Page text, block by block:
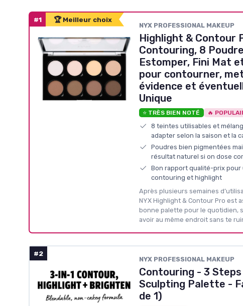
#1 🏆 Meilleur choix
NYX PROFESSIONAL MAKEUP
Highlight & Contour
Contouring, 8
Estomper, Fini Mat
pour contourner,
évidence et
Unique
⭐ TRÈS BIEN NOTÉ 🔥
8 teintes utilisables et
adapter selon la saison et la
Poudres bien pigmentées
résultat naturel si on dose
Bon rapport qualité-prix pour
contouring et highlight
Après plusieurs semaines
NYX Highlight & Contour Pro est
bonne palette pour le quotidien,
avoir au même endroit sans te
#2
NYX PROFESSIONAL MAKEUP
Contouring - 3
Sculpting Palette -
de 1)